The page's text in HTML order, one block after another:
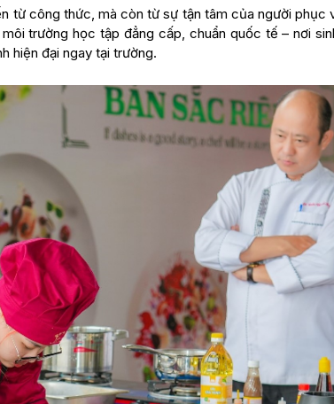
từ công thức, mà còn từ sự tận tâm của người phục
trường học tập đẳng cấp, chuẩn quốc tế – nơi
hiện đại ngay tại trường.